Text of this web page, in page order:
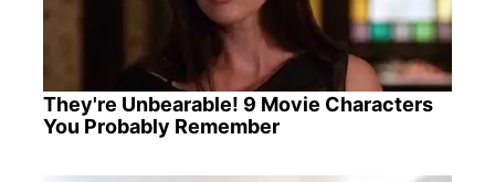
They're Unbearable! 9 Movie Characters
You Probably Remember